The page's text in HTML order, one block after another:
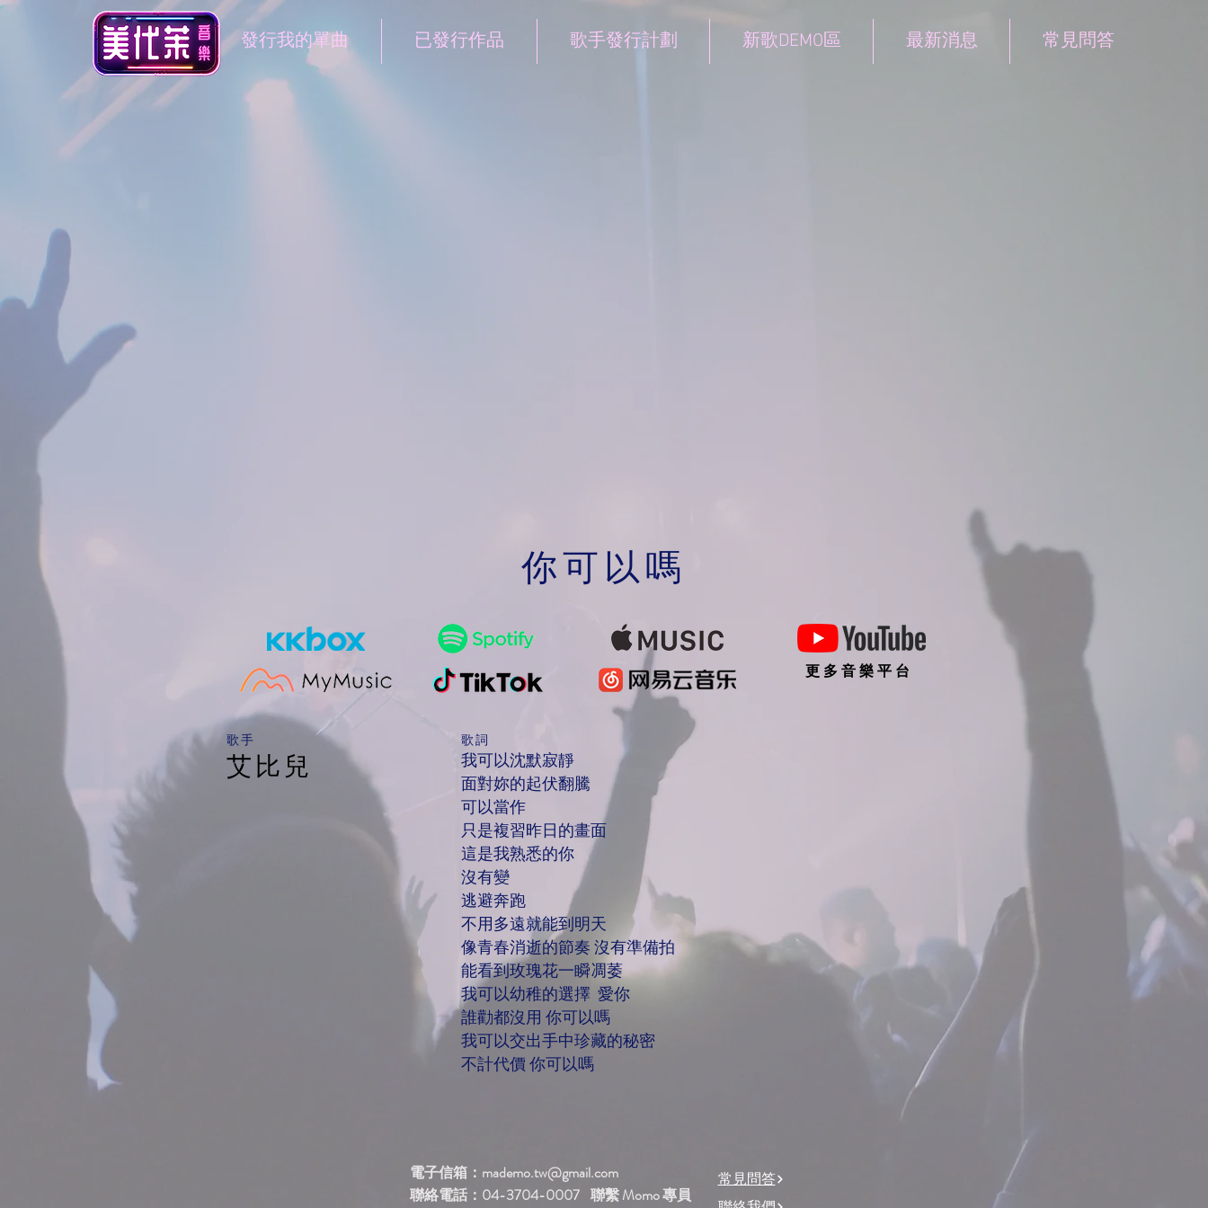
發行我的單曲 已發行作品 歌手發行計劃 新歌DEMO區 最新消息 常見問答
你可以嗎
更 多 音 樂 平 台
​歌手
艾比兒
歌詞
我可以沈默寂靜
面對妳的起伏翻騰
可以當作
只是複習昨日的畫面
這是我熟悉的你
沒有變
逃避奔跑
不用多遠就能到明天
像青春消逝的節奏 沒有準備拍
能看到玫瑰花一瞬凋萎
我可以幼稚的選擇 愛你
誰勸都沒用 你可以嗎
我可以交出手中珍藏的秘密
不計代價 你可以嗎
電子信箱： mademo.tw@gmail.com
聯絡電話：04-3704-0007 聯繫 Momo 專員
常見問答